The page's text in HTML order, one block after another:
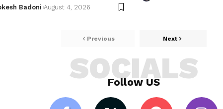
Badoni August 4, 2026
Previous Next
Follow US
SOCIALS